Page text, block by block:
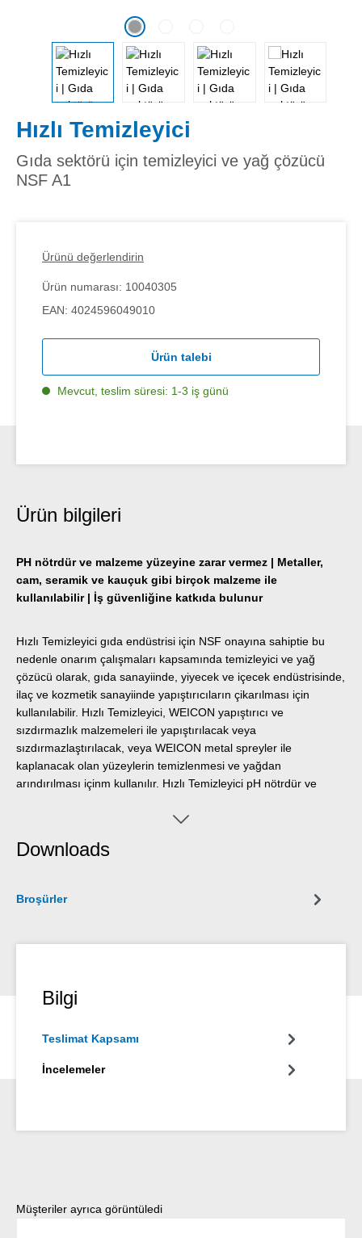
Hızlı Temizleyici
Gıda sektörü için temizleyici ve yağ çözücü
NSF A1
Ürünü değerlendirin
Ürün numarası: 10040305
EAN: 4024596049010
Ürün talebi
Mevcut, teslim süresi: 1-3 iş günü
Ürün bilgileri
PH nötrdür ve malzeme yüzeyine zarar vermez | Metaller,
cam, seramik ve kauçuk gibi birçok malzeme ile
kullanılabilir | İş güvenliğine katkıda bulunur
Hızlı Temizleyici gıda endüstrisi için NSF onayına sahiptie bu
nedenle onarım çalışmaları kapsamında temizleyici ve yağ
çözücü olarak, gıda sanayiinde, yiyecek ve içecek endüstrisinde,
ilaç ve kozmetik sanayiinde yapıştırıcıların çikarılması için
kullanılabilir. Hızlı Temizleyici, WEICON yapıştırıcı ve
sızdırmazlık malzemeleri ile yapıştırılacak veya
sızdırmazlaştırılacak, veya WEICON metal spreyler ile
kaplanacak olan yüzeylerin temizlenmesi ve yağdan
arındırılması içinm kullanılır. Hızlı Temizleyici pH nötrdür ve
ve kauçuk gibi birçok malzeme ile kullanılır. Özel formülasyonu
sağlığının geliştirilmesine katkıda bulunabilir.
Downloads
Broşürler
Bilgi
Teslimat Kapsamı
İncelemeler
Ürün galerisini atla
Müşteriler ayrıca görüntüledi